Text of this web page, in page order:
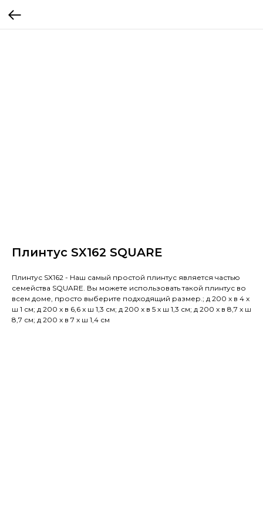
Плинтус SX162 SQUARE
Плинтус SX162 - Наш самый простой плинтус является частью
семейства SQUARE. Вы можете использовать такой плинтус во
всем доме, просто выберите подходящий размер.; д 200 x в 4 x
ш 1 см; д 200 x в 6,6 x ш 1,3 см; д 200 x в 5 x ш 1,3 см; д 200 x в 8,7 x ш
8,7 см; д 200 x в 7 x ш 1,4 см